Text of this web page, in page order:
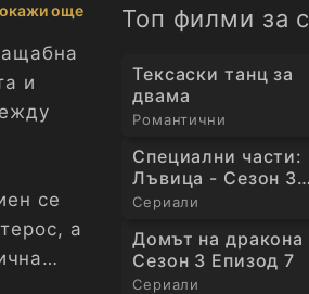
Топ филми за
Тексаски танц за
двама
Романтични
Специални части:
Лъвица - Сезон 3
Епизод 1
Сериали
Домът на дракона
Сезон 3 Епизод 7
Сериали
още
и
се
а